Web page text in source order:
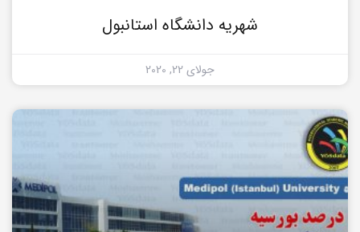
شهریه دانشگاه استانبول
جولای 22, 2020